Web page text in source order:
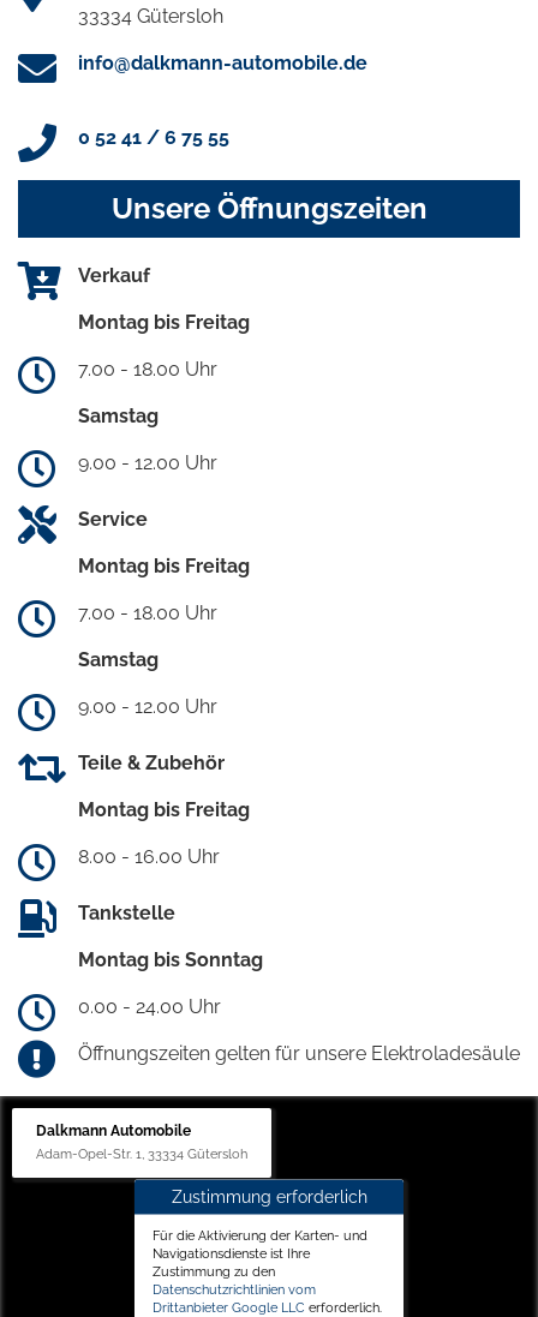
33334 Gütersloh
info@dalkmann-automobile.de
0 52 41 / 6 75 55
Unsere Öffnungszeiten
Verkauf
Montag bis Freitag
7.00 - 18.00 Uhr
Samstag
9.00 - 12.00 Uhr
Service
Montag bis Freitag
7.00 - 18.00 Uhr
Samstag
9.00 - 12.00 Uhr
Teile & Zubehör
Montag bis Freitag
8.00 - 16.00 Uhr
Tankstelle
Montag bis Sonntag
0.00 - 24.00 Uhr
Öffnungszeiten gelten für unsere Elektroladesäule
Dalkmann Automobile
Adam-Opel-Str. 1, 33334 Gütersloh
Zustimmung erforderlich
Für die Aktivierung der Karten- und
Navigationsdienste ist Ihre
Zustimmung zu den
Datenschutzrichtlinien vom
Drittanbieter Google LLC erforderlich.